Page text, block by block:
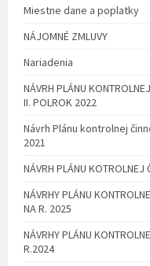
Miestne dane a poplatky
NÁJOMNÉ ZMLUVY
Nariadenia
NÁVRH PLÁNU
II. POLROK 2022
Návrh Plánu kontrolnej
2021
NÁVRH PLÁNU
NÁVRHY PLÁNU
NA R. 2025
NÁVRHY PLÁNU
R.2024